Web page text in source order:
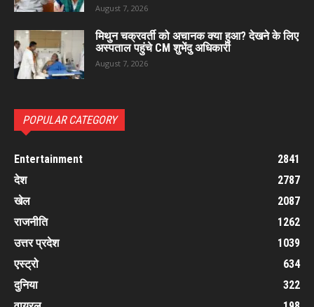
August 7, 2026
मिथुन चक्रवर्ती को अचानक क्या हुआ? देखने के लिए
अस्पताल पहुंचे CM शुभेंदु अधिकारी
August 7, 2026
POPULAR CATEGORY
Entertainment
2841
देश
2787
खेल
2087
राजनीति
1262
उत्तर प्रदेश
1039
एस्ट्रो
634
दुनिया
322